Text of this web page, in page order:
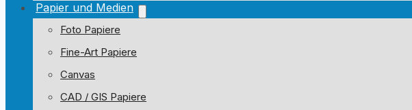
Papier und Medien
Foto Papiere
Fine-Art Papiere
Canvas
CAD / GIS Papiere